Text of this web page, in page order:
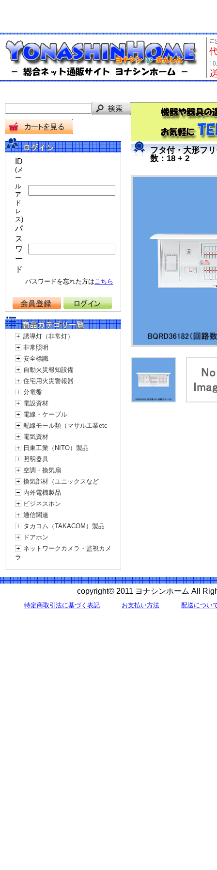
ID
(メ
ー
ル
ア
ド
レ
ス)
パ
ス
ワ
ー
ド
パスワードを忘れた方はこちら
誘導灯（非常灯）
非常照明
安全標識
自動火災報知設備
住宅用火災警報器
分電盤
電設資材
電線・ケーブル
配線モール類（マサル工業etc
電気資材
日東工業（NITO）製品
照明器具
空調・換気扇
換気部材（ユニックスなど
内外電機製品
ビジネスホン
通信関連
タカコム（TAKACOM）製品
ドアホン
ネットワークカメラ・監視カメ
ラ
フタ付・大形フ
数：18 + 2
copyright© 2011 ヨナシンホーム All
特定商取引法に基づく表記 お支払い方法 配送につい